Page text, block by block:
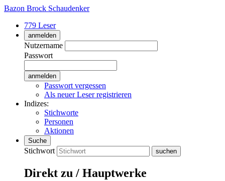
Bazon Brock Schaudenker
779 Leser
anmelden
Nutzername
Passwort
Passwort vergessen
Als neuer Leser registrieren
Indizes:
Stichworte
Personen
Aktionen
Suche
Stichwort
Direkt zu / Hauptwerke